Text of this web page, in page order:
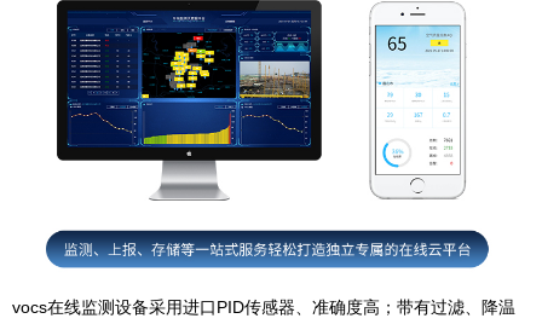
vocs在线监测设备采用进口PID传感器、准确度高；带有过滤、降温